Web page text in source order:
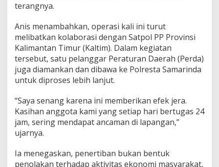
terangnya.
Anis menambahkan, operasi kali ini turut
melibatkan kolaborasi dengan Satpol PP Provinsi
Kalimantan Timur (Kaltim). Dalam kegiatan
tersebut, satu pelanggar Peraturan Daerah (Perda)
juga diamankan dan dibawa ke Polresta Samarinda
untuk diproses lebih lanjut.
“Saya senang karena ini memberikan efek jera.
Kasihan anggota kami yang setiap hari bertugas 24
jam, sering mendapat ancaman di lapangan,”
ujarnya.
Ia menegaskan, penertiban bukan bentuk
penolakan terhadap aktivitas ekonomi masyarakat,